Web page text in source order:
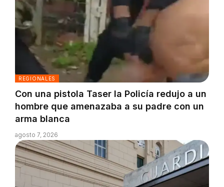
REGIONALES
Con una pistola Taser la Policía redujo a un
hombre que amenazaba a su padre con un
arma blanca
agosto 7, 2026